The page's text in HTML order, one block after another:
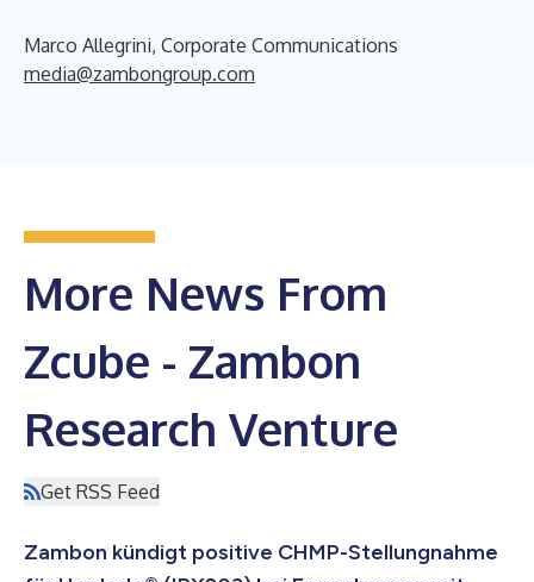
Marco Allegrini, Corporate Communications
media@zambongroup.com
More News From
Zcube - Zambon
Research Venture
Get RSS Feed
Zambon kündigt positive CHMP-Stellungnahme